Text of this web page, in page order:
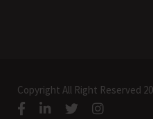
Copyright All Right Reserved